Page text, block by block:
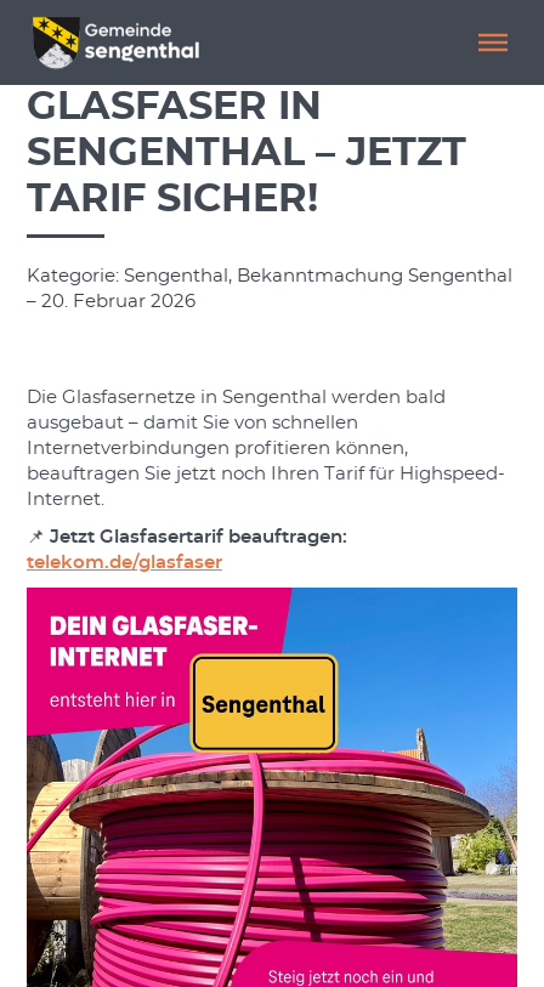
Menü überspringen
Menü überspringen
GLASFASER IN
SENGENTHAL – JETZT
TARIF SICHER!
Kategorie: Sengenthal, Bekanntmachung Sengenthal
– 20. Februar 2026
Die Glasfasernetze in Sengenthal werden bald
ausgebaut – damit Sie von schnellen
Internetverbindungen profitieren können,
beauftragen Sie jetzt noch Ihren Tarif für Highspeed-
Internet.
📌 Jetzt Glasfasertarif beauftragen:
telekom.de/glasfaser